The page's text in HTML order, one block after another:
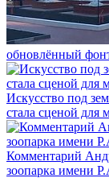
обновлённый
Искусство под
стала сценой для
Комментарий
зоопарка имени